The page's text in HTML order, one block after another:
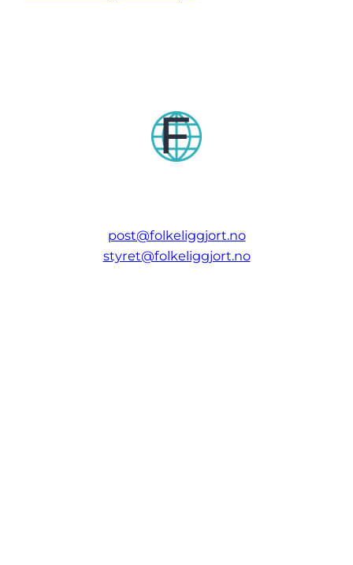
post@folkeliggjort.no
styret@folkeliggjort.no